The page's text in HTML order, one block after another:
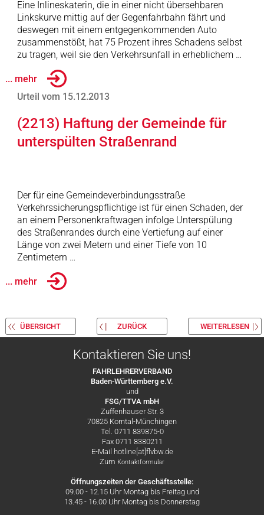
Eine Inlineskaterin, die in einer nicht übersehbaren
Linkskurve mittig auf der Gegenfahrbahn fährt und
deswegen mit einem entgegenkommenden Auto
zusammenstößt, hat 75 Prozent ihres Schadens selbst
zu tragen, weil sie den Verkehrsunfall in erheblichem …
... mehr
Urteil vom 15.12.2013
(2213) Haftung der Gemeinde für
unterspülten Straßenrand
Der für eine Gemeindeverbindungsstraße
Verkehrssicherungspflichtige ist für einen Schaden, der
an einem Personenkraftwagen infolge Unterspülung
des Straßenrandes durch eine Vertiefung auf einer
Länge von zwei Metern und einer Tiefe von 10
Zentimetern …
... mehr
ÜBERSICHT ZURÜCK WEITERLESEN
Kontaktieren Sie uns!
FAHRLEHRERVERBAND
Baden-Württemberg e.V.
und
FSG/TTVA mbH
Zuffenhauser Str. 3
70825 Korntal-Münchingen
Tel. 0711 839875-0
Fax 0711 8380211
E-Mail hotline[at]flvbw.de
Zum Kontaktformular
Öffnungszeiten der Geschäftsstelle:
09.00 - 12.15 Uhr Montag bis Freitag und
13.45 - 16.00 Uhr Montag bis Donnerstag